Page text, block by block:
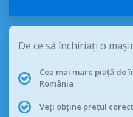
De ce să închiriați o
Cea mai mare piață de
România
Veți obține prețul